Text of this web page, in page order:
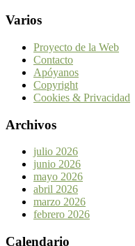
Varios
Proyecto de la Web
Contacto
Apóyanos
Copyright
Cookies & Privacidad
Archivos
julio 2026
junio 2026
mayo 2026
abril 2026
marzo 2026
febrero 2026
Calendario